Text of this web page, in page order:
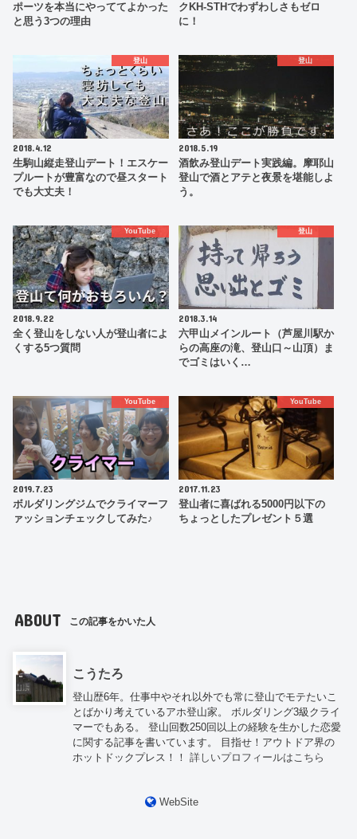
ポーツを本当にやっててよかった
と思う3つの理由
クKH-STHでわずわしさもゼロ
に！
登山
2018.4.12
生駒山縦走登山デート！エスケー
プルートが豊富なので昼スタート
でも大丈夫！
登山
2018.5.19
酒飲み登山デート実践編。摩耶山
登山で酒とアテと夜景を堪能しよ
う。
YouTube
2018.9.22
全く登山をしない人が登山者によ
くする5つ質問
登山
2018.3.14
六甲山メインルート（芦屋川駅か
らの高座の滝、登山口～山頂）ま
でゴミはいく…
YouTube
2019.7.23
ボルダリングジムでクライマーフ
ァッションチェックしてみた♪
YouTube
2017.11.23
登山者に喜ばれる5000円以下の
ちょっとしたプレゼント５選
ABOUT この記事をかいた人
こうたろ
登山歴6年。仕事中やそれ以外でも常に登山でモテたいこ
とばかり考えているアホ登山家。 ボルダリング3級クライ
マーでもある。 登山回数250回以上の経験を生かした恋愛
に関する記事を書いています。 目指せ！アウトドア界の
ホットドックプレス！！詳しいプロフィールはこちら
WebSite